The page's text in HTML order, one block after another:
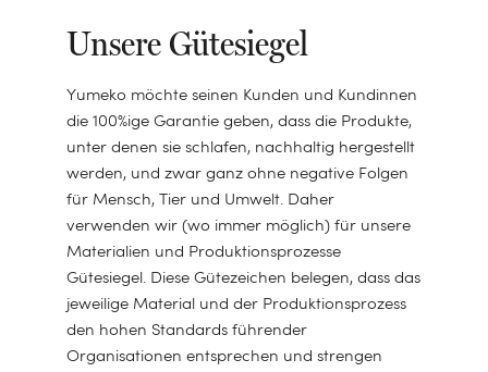
Nachhaltige
Bettwäsche
ANSEHEN
für jede
Jahreszeit
ANSEHEN
Entspannung
beginnt mit dem
richtigen Kissen
ANSEHEN
Eine sanfte
Umarmung
ANSEHEN
ANSEHEN
ANSEHEN
Unsere Gütesiegel
Yumeko möchte seinen Kunden und Kundinnen
die 100%ige Garantie geben, dass die Produkte,
unter denen sie schlafen, nachhaltig hergestellt
werden, und zwar ganz ohne negative Folgen
für Mensch, Tier und Umwelt. Daher
verwenden wir (wo immer möglich) für unsere
Materialien und Produktionsprozesse
Gütesiegel. Diese Gütezeichen belegen, dass das
jeweilige Material und der Produktionsprozess
den hohen Standards führender
Organisationen entsprechen und strengen